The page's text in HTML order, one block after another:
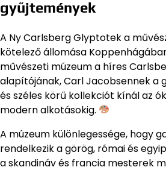
gyűjtemények
A Ny Carlsberg Glyptotek a
kötelező állomása
művészeti múzeum a híres
alapítójának, Carl Jacobsennek a
és széles körű kollekciót kínál az
modern alkotásokig.
A múzeum különlegessége, hogy
rendelkezik a görög, római és
a skandináv és francia mesterek